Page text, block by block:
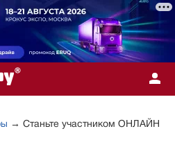
→ Станьте участником ОНЛАЙН